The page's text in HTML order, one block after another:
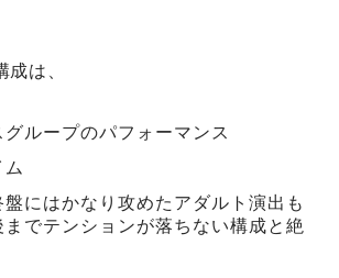
成は、
グループのパフォーマンス
盤にはかなり攻めたアダルト演出も
までテンションが落ちない構成と絶